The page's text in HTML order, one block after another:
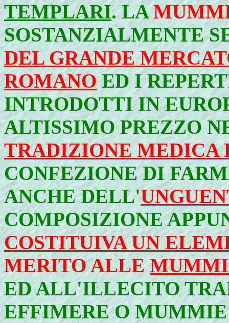
TEMPLARI. LA
SOSTANZIALMENTE
DEL GRANDE
ROMANOED I
INTRODOTTI IN
ALTISSIMO PREZZO
TRADIZIONE MEDICA
CONFEZIONE DI
ANCHE DELL'
COMPOSIZIONE
COSTITUIVA UN
MERITO ALLE
ED ALL'ILLECITO
EFFIMERE O